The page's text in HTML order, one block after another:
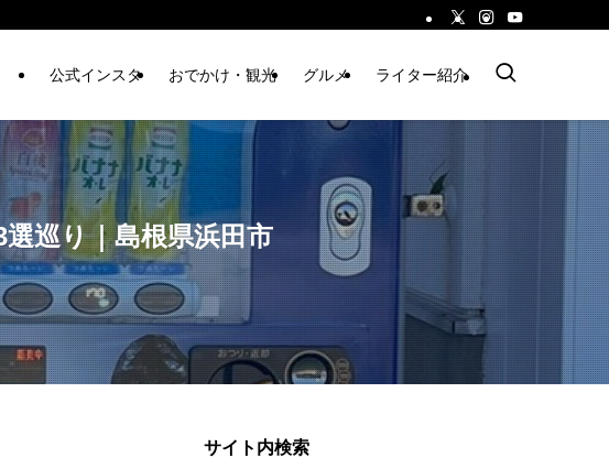
公式インスタ おでかけ・観光 グルメ ライター紹介
巡り｜島根県浜田市
サイト内検索